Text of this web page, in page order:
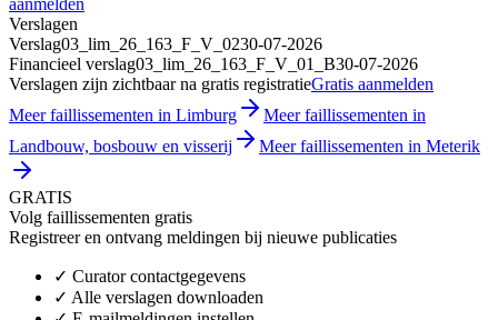
Verslagen
Verslag03_lim_26_163_F_V_0230-07-2026
Financieel verslag03_lim_26_163_F_V_01_B30-07-2026
Verslagen zijn zichtbaar na gratis registratieGratis aanmelden
Meer faillissementen in Limburg
Meer faillissementen in
Landbouw, bosbouw en visserij
Meer faillissementen in Meterik
GRATIS
Volg faillissementen gratis
Registreer en ontvang meldingen bij nieuwe publicaties
✓ Curator contactgegevens
✓ Alle verslagen downloaden